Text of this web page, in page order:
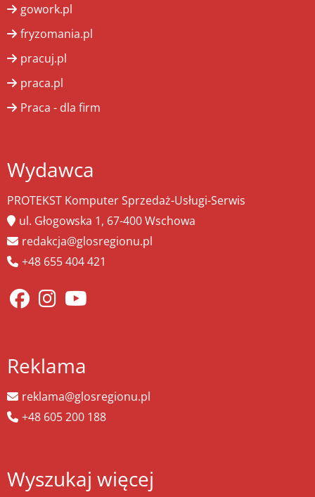
gowork.pl
fryzomania.pl
pracuj.pl
praca.pl
Praca - dla firm
Wydawca
PROTEKST Komputer Sprzedaż-Usługi-Serwis
ul. Głogowska 1, 67-400 Wschowa
redakcja@glosregionu.pl
+48 655 404 421
Reklama
reklama@glosregionu.pl
+48 605 200 188
Wyszukaj więcej